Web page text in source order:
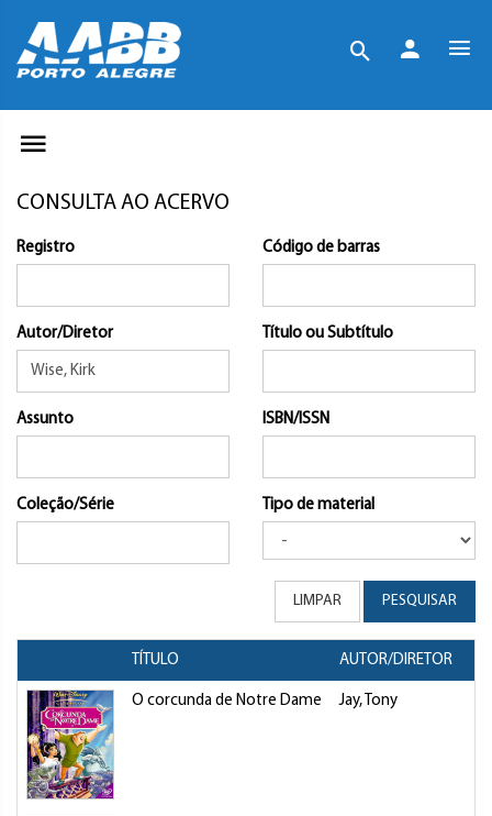
CONSULTA AO ACERVO
Registro Código de barras
Autor/Diretor Título ou Subtítulo
Assunto ISBN/ISSN
Coleção/Série Tipo de material
LIMPAR PESQUISAR
TÍTULO AUTOR/DIRETOR
O corcunda de Notre Dame Jay, Tony